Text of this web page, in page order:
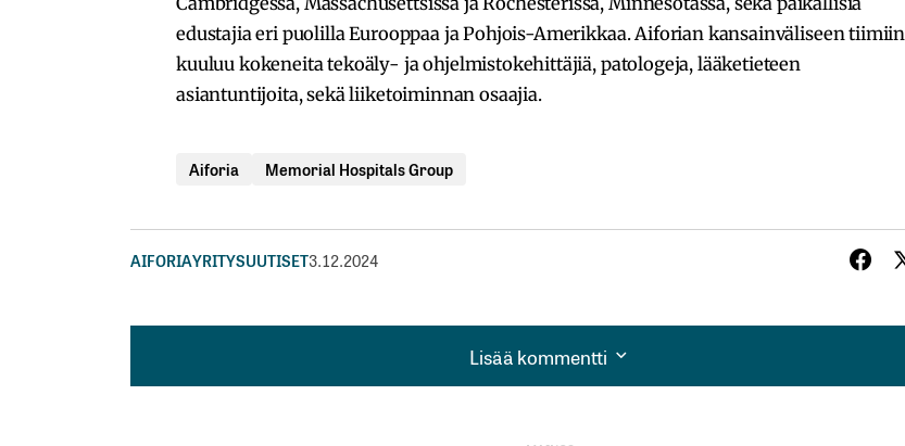
edustajia eri puolilla Eurooppaa ja Pohjois-Amerikkaa. Aiforian kansainväliseen tiimiin
kuuluu kokeneita tekoäly- ja ohjelmistokehittäjiä, patologeja, lääketieteen
asiantuntijoita, sekä liiketoiminnan osaajia.
Aiforia Memorial Hospitals Group
AIFORIAYRITYSUUTISET3.12.2024
Lisää kommentti
Lisää kommentti